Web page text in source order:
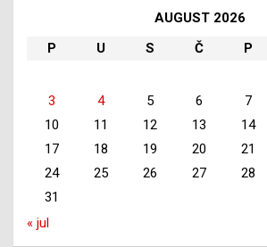
AUGUST 2026
P
U S Č P
3
4 5 6 7
10
11 12 13 14
17
18 19 20 21
24
25 26 27 28
31
« jul